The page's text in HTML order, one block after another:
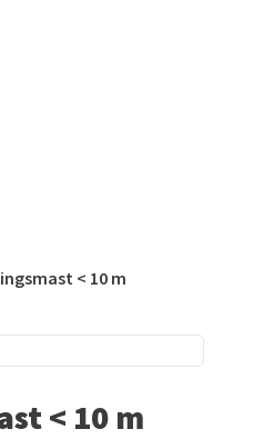
< 10 m
< 10 m